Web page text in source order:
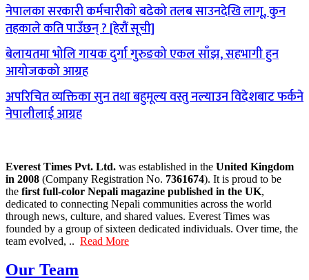
नेपालका सरकारी कर्मचारीको बढेको तलब साउनदेखि लागू, कुन
तहकाले कति पाउँछन् ? [हेरौं सूची]
बेलायतमा भोलि गायक दुर्गा गुरुङको एकल साँझ, सहभागी हुन
आयोजकको आग्रह
अपरिचित व्यक्तिका सुन तथा बहुमूल्य वस्तु नल्याउन विदेशबाट फर्कने
नेपालीलाई आग्रह
Everest Times Pvt. Ltd. was established in the United Kingdom
in 2008 (Company Registration No. 7361674). It is proud to be
the first full-color Nepali magazine published in the UK,
dedicated to connecting Nepali communities across the world
through news, culture, and shared values. Everest Times was
founded by a group of sixteen dedicated individuals. Over time, the
team evolved, .. Read More
Our Team